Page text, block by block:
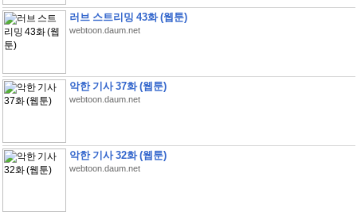
러브 스트리밍 43화 (웹툰)
webtoon.daum.net
악한 기사 37화 (웹툰)
webtoon.daum.net
악한 기사 32화 (웹툰)
webtoon.daum.net